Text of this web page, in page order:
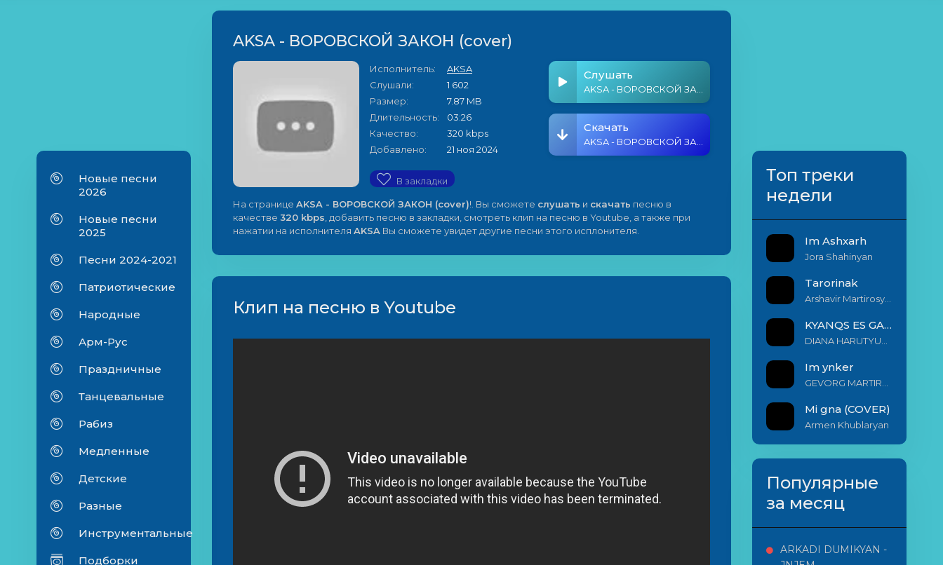
Новые песни
2026
Новые песни
2025
Песни 2024-2021
Патриотические
Народные
Арм-Рус
Праздничные
Танцевальные
Рабиз
Медленные
Детские
Разные
Инструментальные
Подборки
AKSA - ВОРОВСКОЙ ЗАКОН (cover)
Исполнитель:
AKSA
Слушали:
1 602
Размер:
7.87 MB
Длительность:
03:26
Качество:
320 kbps
Добавлено:
21 ноя 2024
В закладки
Слушать
Скачать
На странице AKSA - ВОРОВСКОЙ ЗАКОН (cover)!. Вы сможете слушать и скачать песню в
качестве 320 kbps , добавить песню в закладки, смотреть клип на песню в Youtube, а также при
нажатии на исполнителя AKSA Вы сможете увидет другие песни этого исплонителя.
Клип на песню в Youtube
Топ треки
недели
Im Ashxarh
Jora Shahinyan
Tarorinak
KYANQS ES GALIS EM
Im ynker
Mi gna (COVER)
Armen Khublaryan
Популярные
за месяц
ARKADI DUMIKYAN -